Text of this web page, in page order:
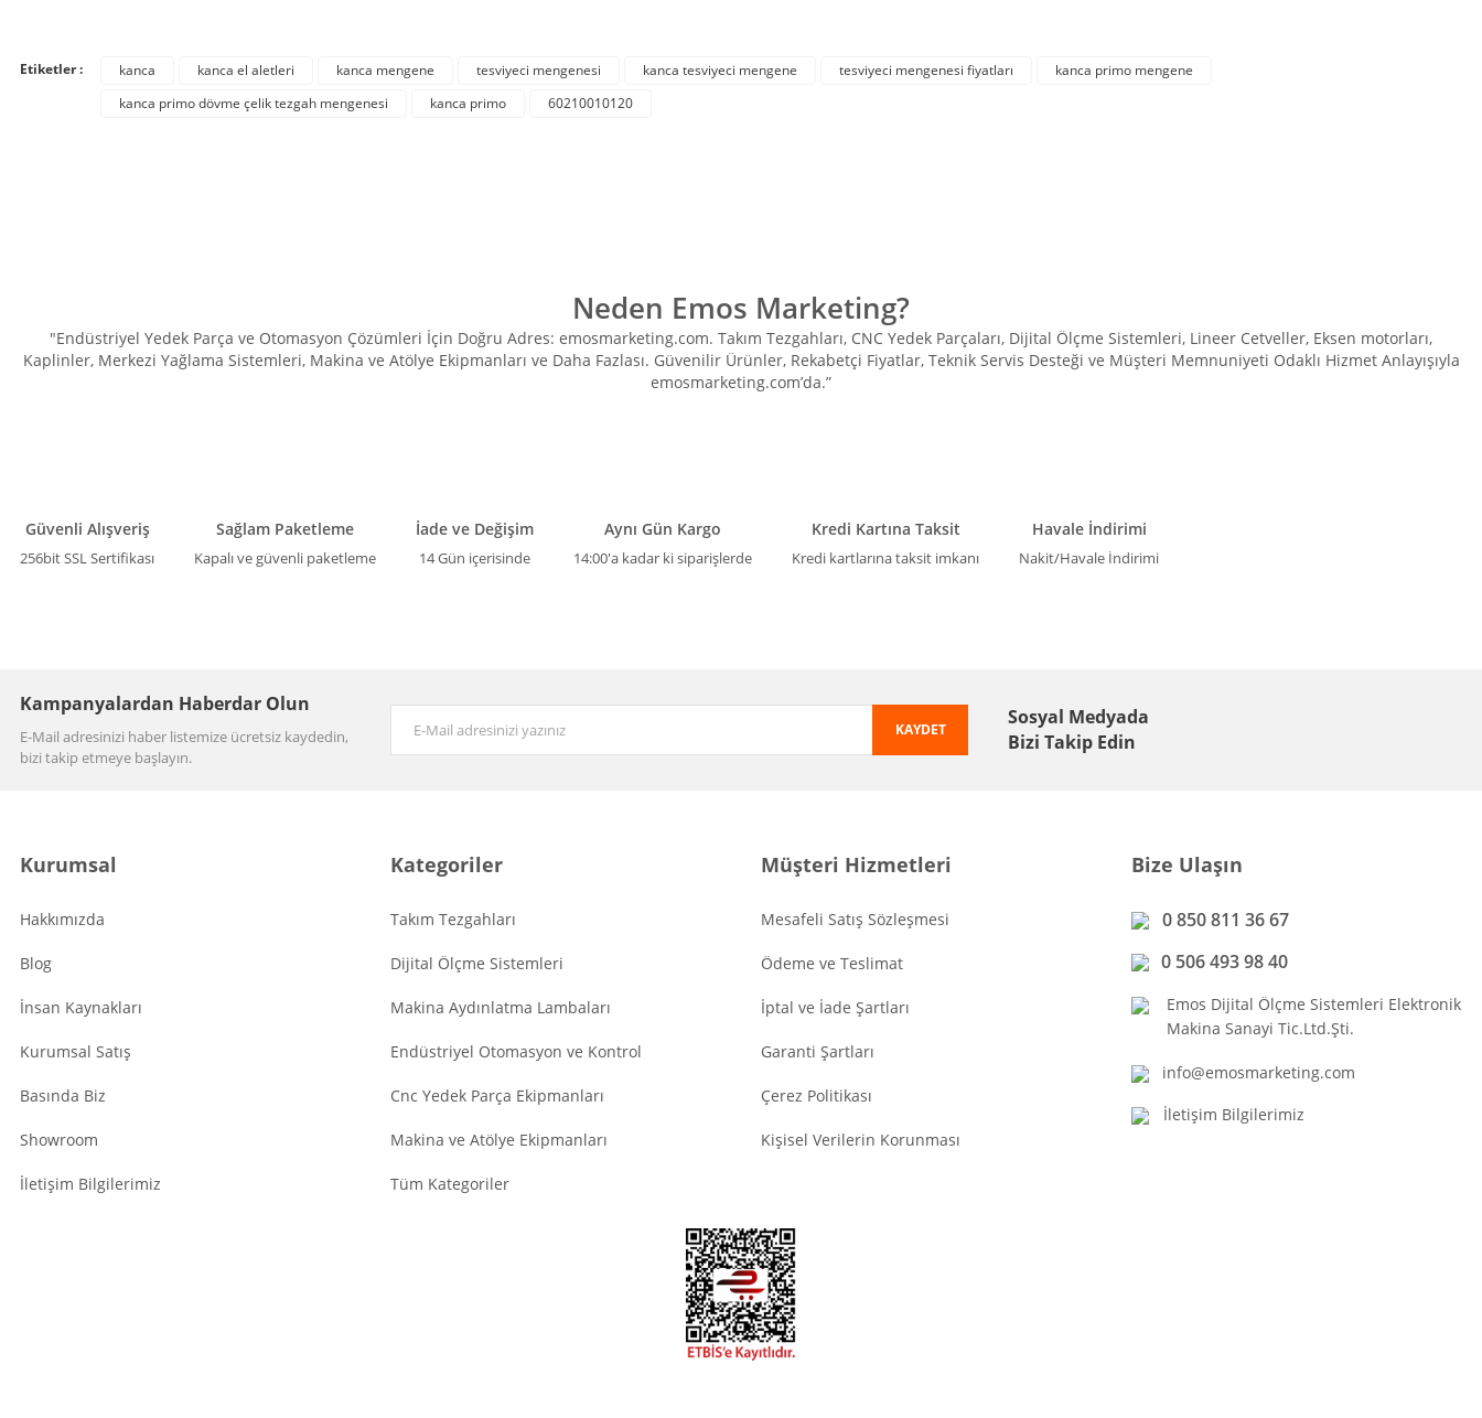
Gönder
Etiketler : kanca kanca el aletleri kanca mengene tesviyeci mengenesi kanca tesviyeci mengene tesviyeci mengenesi fiyatları
kanca primo mengene
kanca primo dövme çelik tezgah mengenesi
kanca primo 60210010120
Neden Emos Marketing?
"Endüstriyel Yedek Parça ve Otomasyon Çözümleri İçin Doğru Adres: emosmarketing.com. Takım Tezgahları, CNC Yedek Parçaları, Dijital Ölçme Sistemleri, Lineer Cetveller, Eksen motorları,
Kaplinler, Merkezi Yağlama Sistemleri, Makina ve Atölye Ekipmanları ve Daha Fazlası. Güvenilir Ürünler, Rekabetçi Fiyatlar, Teknik Servis Desteği ve Müşteri Memnuniyeti Odaklı Hizmet Anlayışıyla
emosmarketing.com’da.”
Güvenli Alışveriş
256bit SSL Sertifikası
Sağlam Paketleme
Kapalı ve güvenli paketleme
İade ve Değişim
14 Gün içerisinde
Aynı Gün Kargo
14:00'a kadar ki siparişlerde
Kredi Kartına Taksit
Kredi kartlarına taksit imkanı
Havale İndirimi
Nakit/Havale İndirimi
Kampanyalardan Haberdar Olun
E-Mail adresinizi haber listemize ücretsiz kaydedin,
bizi takip etmeye başlayın.
KAYDET
Sosyal Medyada
Bizi Takip Edin
Kurumsal
Hakkımızda
Blog
İnsan Kaynakları
Kurumsal Satış
Basında Biz
Showroom
İletişim Bilgilerimiz
Kategoriler
Takım Tezgahları
Dijital Ölçme Sistemleri
Makina Aydınlatma Lambaları
Endüstriyel Otomasyon ve Kontrol
Cnc Yedek Parça Ekipmanları
Makina ve Atölye Ekipmanları
Tüm Kategoriler
Müşteri Hizmetleri
Mesafeli Satış Sözleşmesi
Ödeme ve Teslimat
İptal ve İade Şartları
Garanti Şartları
Çerez Politikası
Kişisel Verilerin Korunması
Bize Ulaşın
0 850 811 36 67
0 506 493 98 40
Emos Dijital Ölçme Sistemleri Elektronik
Makina Sanayi Tic.Ltd.Şti.
info@emosmarketing.com
İletişim Bilgilerimiz